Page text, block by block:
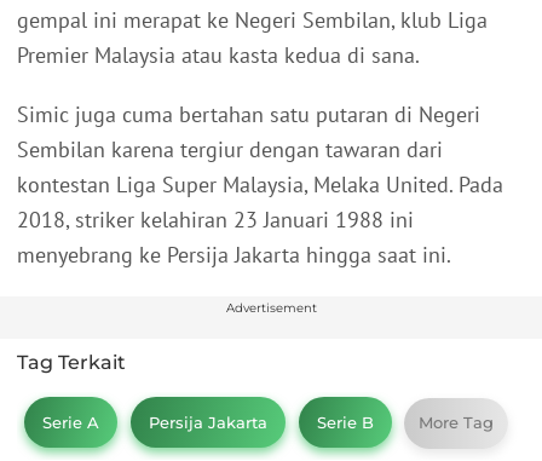
gempal ini merapat ke Negeri Sembilan, klub Liga
Premier Malaysia atau kasta kedua di sana.
Simic juga cuma bertahan satu putaran di Negeri
Sembilan karena tergiur dengan tawaran dari
kontestan Liga Super Malaysia, Melaka United. Pada
2018, striker kelahiran 23 Januari 1988 ini
menyebrang ke Persija Jakarta hingga saat ini.
Advertisement
Tag Terkait
Serie A Persija Jakarta Serie B More Tag